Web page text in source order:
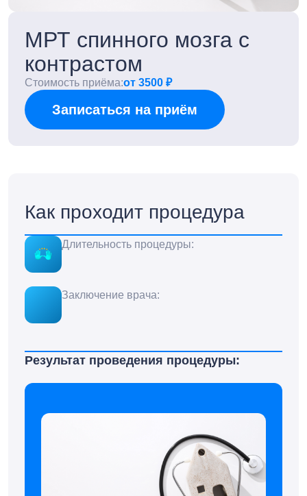
МРТ спинного мозга с
контрастом
Стоимость приёма:от 3500 ₽
Записаться на приём
Как проходит процедура
Длительность процедуры:
Заключение врача:
Результат проведения процедуры: